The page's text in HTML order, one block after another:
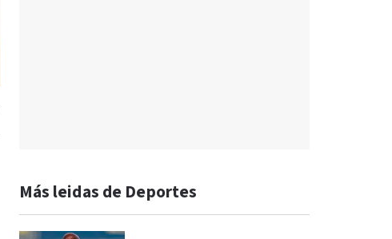
Más leidas de Deportes